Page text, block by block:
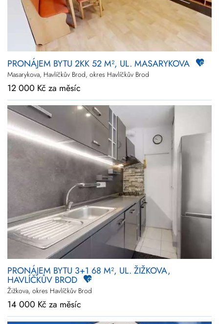
PRONÁJEM BYTU 2KK 52 M², UL. MASARYKOVA
Masarykova, Havlíčkův Brod, okres Havlíčkův Brod
12 000 Kč za měsíc
PRONÁJEM BYTU 3+1 68 M², UL. ŽIŽKOVA,
HAVLÍČKŮV BROD
Žižkova, okres Havlíčkův Brod
14 000 Kč za měsíc